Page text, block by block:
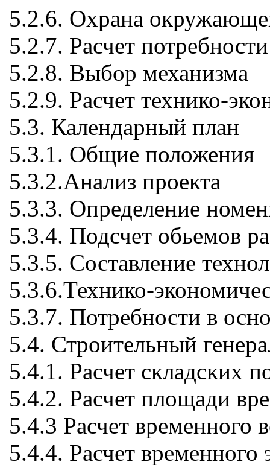
5.2.6. Охрана
5.2.7. Расчет
5.2.8. Выбор механизма
5.2.9. Расчет технико-
5.3. Календарный план
5.3.1. Общие положения
5.3.2.Анализ проекта
5.3.3. Определение
5.3.4. Подсчет обьемов
5.3.5. Составление
5.3.6.Технико-
5.3.7. Потребности в
5.4. Строительный
5.4.1. Расчет складских
5.4.2. Расчет площади
5.4.3 Расчет временного
5.4.4. Расчет временного